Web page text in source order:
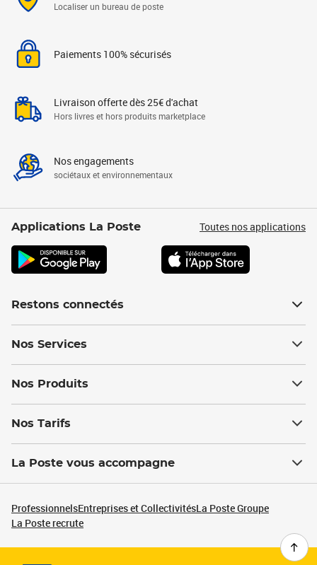
Localiser un bureau de poste
Paiements 100% sécurisés
Livraison offerte dès 25€ d'achat
Hors livres et hors produits marketplace
Nos engagements
sociétaux et environnementaux
Applications La Poste Toutes nos applications
Restons connectés
Nos Services
Nos Produits
Nos Tarifs
La Poste vous accompagne
ProfessionnelsEntreprises et CollectivitésLa Poste Groupe
La Poste recrute